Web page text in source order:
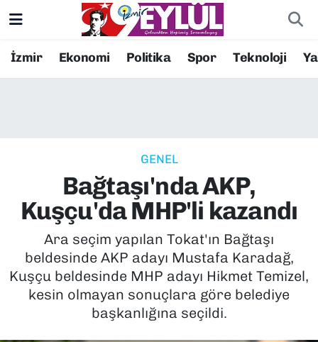
İzmir Ekonomi Politika Spor Teknoloji
GENEL
Bağtaşı'nda AKP,
Kuşçu'da MHP'li kazandı
Ara seçim yapılan Tokat'ın Bağtaşı
beldesinde AKP adayı Mustafa Karadağ,
Kuşçu beldesinde MHP adayı Hikmet Temizel,
kesin olmayan sonuçlara göre belediye
başkanlığına seçildi.
Resmi İlanlar
EKONOMİ
KÜLTÜR SANAT
MAGAZİN
POLİTİKA
Konak Nöbetçi Eczaneler
Süper Lig Puan Durumu ve Fikstür
Tüm Manşetler
Son Dakika Haberleri
Haber Arşivi